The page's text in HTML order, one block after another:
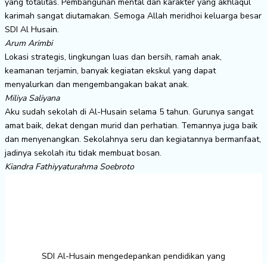
karimah sangat diutamakan. Semoga Allah meridhoi keluarga besar
SDI Al Husain.
Arum Arimbi
Lokasi strategis, lingkungan luas dan bersih, ramah anak,
keamanan terjamin, banyak kegiatan ekskul yang dapat
menyalurkan dan mengembangakan bakat anak.
Miliya Saliyana
Aku sudah sekolah di Al-Husain selama 5 tahun. Gurunya sangat
amat baik, dekat dengan murid dan perhatian. Temannya juga baik
dan menyenangkan. Sekolahnya seru dan kegiatannya bermanfaat,
jadinya sekolah itu tidak membuat bosan.
Kiandra Fathiyyaturahma Soebroto
SDI Al-Husain mengedepankan pendidikan yang